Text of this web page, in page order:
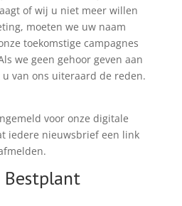
of wij u niet meer willen
moeten we uw naam
toekomstige campagnes
we geen gehoor geven aan
van ons uiteraard de reden.
voor onze digitale
iedere nieuwsbrief een link